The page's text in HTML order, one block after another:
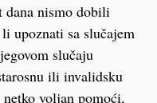
dana nismo dobili
upoznati sa slučajem
slučaju
ili invalidsku
voljan pomoći,